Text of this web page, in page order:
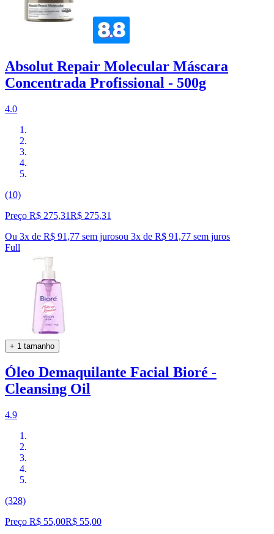
Absolut Repair Molecular Máscara
Concentrada Profissional - 500g
4.0
(10)
Preço R$ 275,31R$ 275,31
Ou 3x de R$ 91,77 sem jurosou 3x de R$ 91,77 sem juros
Full
+ 1 tamanho
Óleo Demaquilante Facial Bioré -
Cleansing Oil
4.9
(328)
Preço R$ 55,00R$ 55,00